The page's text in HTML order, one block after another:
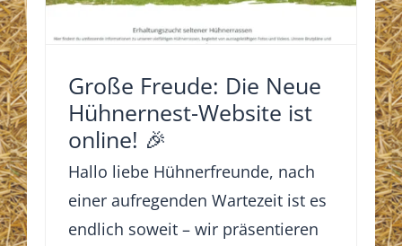
Große Freude: Die Neue
Hühnernest-Website ist
online! 🎉
Hallo liebe Hühnerfreunde, nach
einer aufregenden Wartezeit ist es
endlich soweit – wir präsentieren